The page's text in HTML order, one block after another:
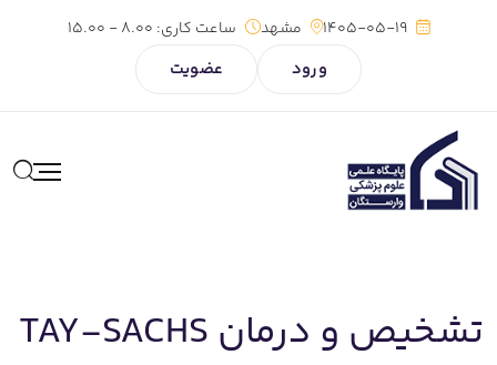
1405-05-19 مشهد ساعت کاری:
ورود عضویت
تشخیص و درمان TAY-SACHS